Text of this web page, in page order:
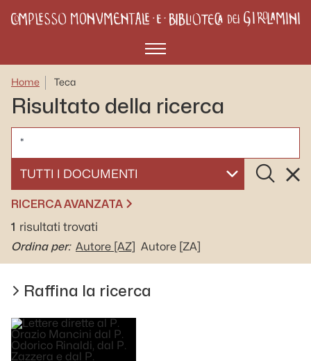
Menù
Home Teca
Risultato della ricerca
SELEZIONA UN DOCUMENTO
Cerca
RICERCA AVANZATA
1 risultati trovati
Ordina per: Autore [AZ] Autore [ZA]
Raffina la ricerca